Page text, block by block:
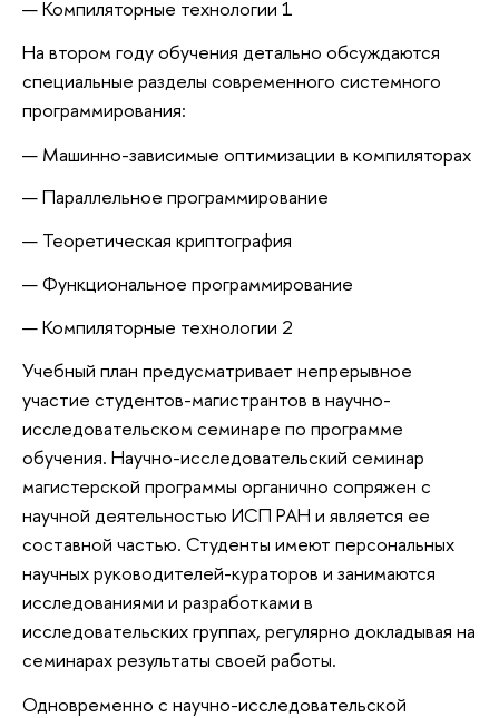
Компиляторные технологии 1
На втором году обучения детально обсуждаются
специальные разделы современного системного
программирования:
Машинно-зависимые оптимизации в компиляторах
Параллельное программирование
Теоретическая криптография
Функциональное программирование
Компиляторные технологии 2
Учебный план предусматривает непрерывное
участие студентов-магистрантов в научно-
исследовательском семинаре по программе
обучения. Научно-исследовательский семинар
магистерской программы органично сопряжен с
научной деятельностью ИСП РАН и является ее
составной частью. Студенты имеют персональных
научных руководителей-кураторов и занимаются
исследованиями и разработками в
исследовательских группах, регулярно докладывая на
семинарах результаты своей работы.
Одновременно с научно-исследовательской